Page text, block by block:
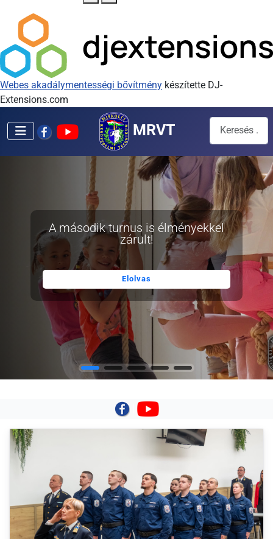
Webes akadálymentességi bővítmény készítette DJ-
Extensions.com
MRVT Keresés...
A második turnus is élményekkel
zárult!
Elolvas